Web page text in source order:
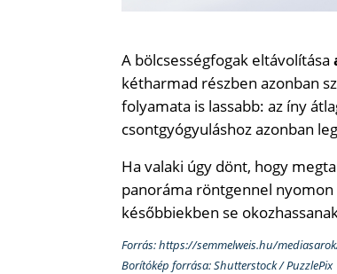
A bölcsességfogak eltávolítása
kétharmad részben azonban
folyamata is lassabb: az íny
csontgyógyuláshoz azonban
Ha valaki úgy dönt, hogy
panoráma röntgennel
későbbiekben se
Forrás: https://semmelweis.hu/
Borítókép forrása: Shutterstock / PuzzlePix